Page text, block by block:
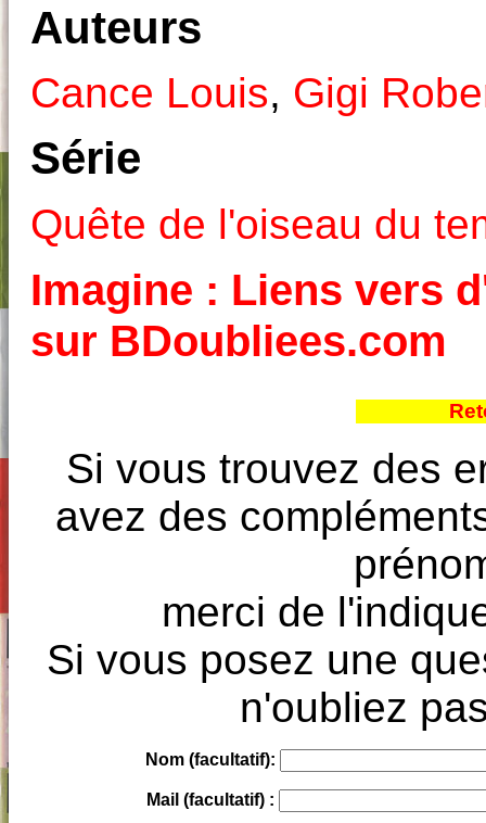
Auteurs
Cance Louis, Gigi
Série
Quête de l'oiseau du
Imagine : Liens vers
sur BDoubliees.com
Si vous trouvez des
avez des
merci de
Si vous posez une
n'oubliez
Nom (facultatif):
Mail (facultatif) :